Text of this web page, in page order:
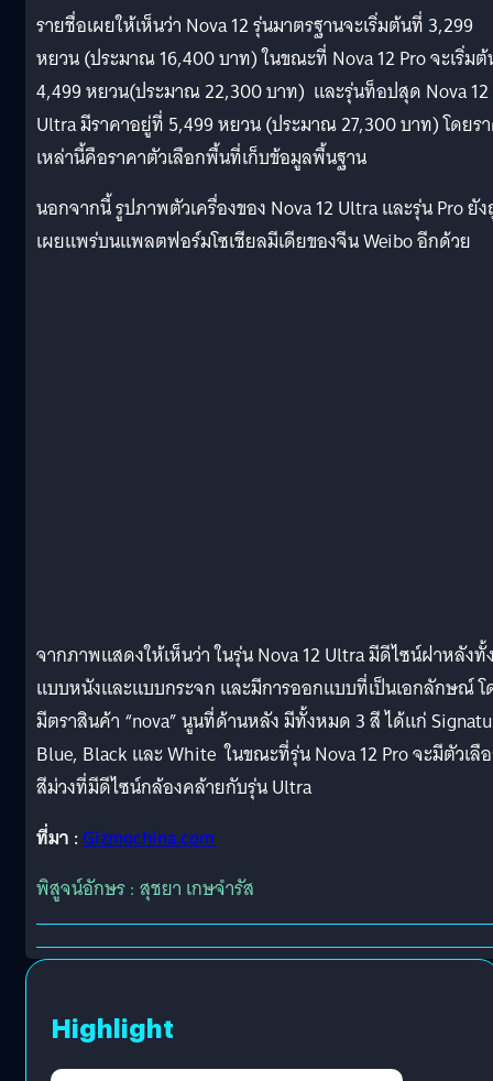
รายชื่อเผยให้เห็นว่า Nova 12 รุ่นมาตรฐานจะเริ่มต้นที่ 3,299
หยวน (ประมาณ 16,400 บาท) ในขณะที่ Nova 12 Pro จะเริ่ม
4,499 หยวน(ประมาณ 22,300 บาท) และรุ่นท็อปสุด Nova 12
Ultra มีราคาอยู่ที่ 5,499 หยวน (ประมาณ 27,300 บาท) โดยร
เหล่านี้คือราคาตัวเลือกพื้นที่เก็บข้อมูลพื้นฐาน
นอกจากนี้ รูปภาพตัวเครื่องของ Nova 12 Ultra และรุ่น Pro ยั
เผยแพร่บนแพลตฟอร์มโซเชียลมีเดียของจีน Weibo อีกด้วย
จากภาพแสดงให้เห็นว่า ในรุ่น Nova 12 Ultra มีดีไซน์ฝาหลังทั้
แบบหนังและแบบกระจก และมีการออกแบบที่เป็นเอกลักษณ์
มีตราสินค้า “nova” นูนที่ด้านหลัง มีทั้งหมด 3 สี ได้แก่
Blue, Black และ White ในขณะที่รุ่น Nova 12 Pro จะมีตัวเลื
สีม่วงที่มีดีไซน์กล้องคล้ายกับรุ่น Ultra
ที่มา :Gizmochina.com
พิสูจน์อักษร : สุชยา เกษจำรัส
Highlight